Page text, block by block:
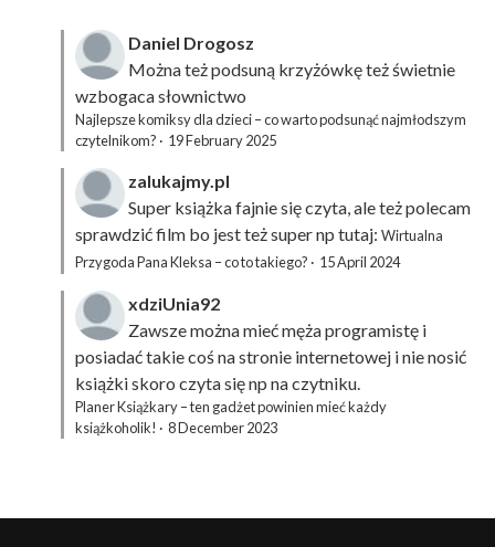
Daniel Drogosz
Można też podsuną krzyżówkęteż świetnie
wzbogaca słownictwo
Najlepsze komiksy dla dzieci – co warto podsunąć najmłodszym
czytelnikom? · 19 February 2025
zalukajmy.pl
Super książka fajnie się czyta, ale też polecam
sprawdzić film bo jest też super np tutaj: Wirtualna
Przygoda Pana Kleksa – co to takiego? · 15 April 2024
xdziUnia92
Zawsze można mieć męża programistę i
posiadać takie coś na stronie internetowej i nie nosić
książki skoro czyta się np na czytniku.
Planer Książkary – ten gadżet powinien mieć każdy
książkoholik! · 8 December 2023